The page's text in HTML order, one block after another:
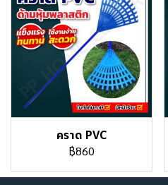
คราด PVC
฿860